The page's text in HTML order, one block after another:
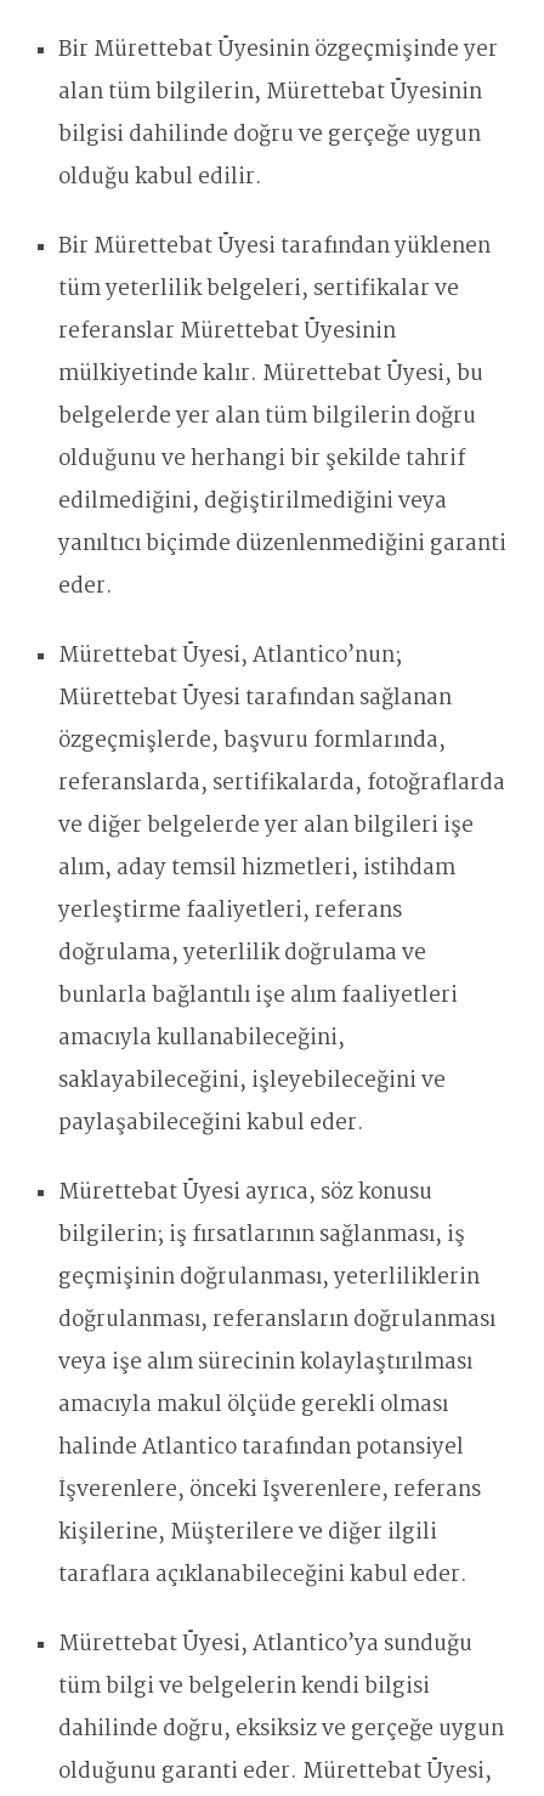
Bir Mürettebat Üyesinin özgeçmişinde yer
alan tüm bilgilerin, Mürettebat Üyesinin
bilgisi dahilinde doğru ve gerçeğe uygun
olduğu kabul edilir.
Bir Mürettebat Üyesi tarafından yüklenen
tüm yeterlilik belgeleri, sertifikalar ve
referanslar Mürettebat Üyesinin
mülkiyetinde kalır. Mürettebat Üyesi, bu
belgelerde yer alan tüm bilgilerin doğru
olduğunu ve herhangi bir şekilde tahrif
edilmediğini, değiştirilmediğini veya
yanıltıcı biçimde düzenlenmediğini garanti
eder.
Mürettebat Üyesi, Atlantico’nun;
Mürettebat Üyesi tarafından sağlanan
özgeçmişlerde, başvuru formlarında,
referanslarda, sertifikalarda, fotoğraflarda
ve diğer belgelerde yer alan bilgileri işe
alım, aday temsil hizmetleri, istihdam
yerleştirme faaliyetleri, referans
doğrulama, yeterlilik doğrulama ve
bunlarla bağlantılı işe alım faaliyetleri
amacıyla kullanabileceğini,
saklayabileceğini, işleyebileceğini ve
paylaşabileceğini kabul eder.
Mürettebat Üyesi ayrıca, söz konusu
bilgilerin; iş fırsatlarının sağlanması, iş
geçmişinin doğrulanması, yeterliliklerin
doğrulanması, referansların doğrulanması
veya işe alım sürecinin kolaylaştırılması
amacıyla makul ölçüde gerekli olması
halinde Atlantico tarafından potansiyel
İşverenlere, önceki İşverenlere, referans
kişilerine, Müşterilere ve diğer ilgili
taraflara açıklanabileceğini kabul eder.
Mürettebat Üyesi, Atlantico’ya sunduğu
tüm bilgi ve belgelerin kendi bilgisi
dahilinde doğru, eksiksiz ve gerçeğe uygun
olduğunu garanti eder. Mürettebat Üyesi,